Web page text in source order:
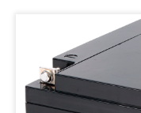
billedgalleriet